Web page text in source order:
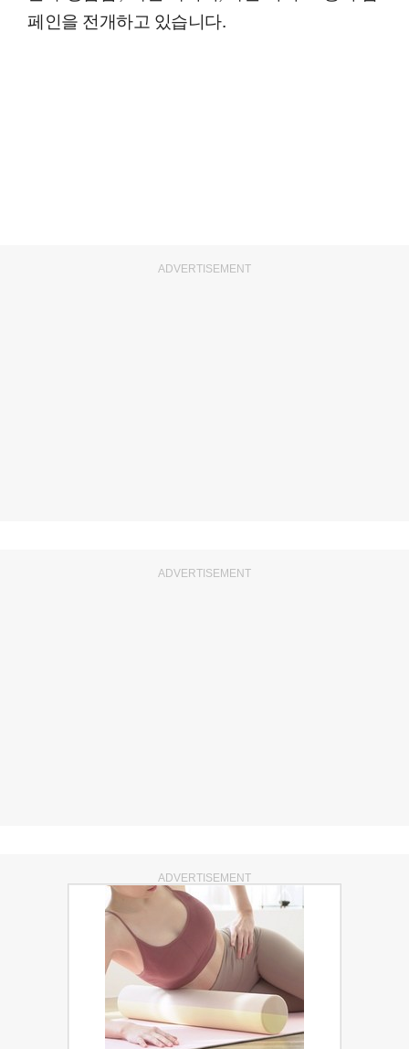
페인을 전개하고 있습니다.
ADVERTISEMENT
ADVERTISEMENT
ADVERTISEMENT